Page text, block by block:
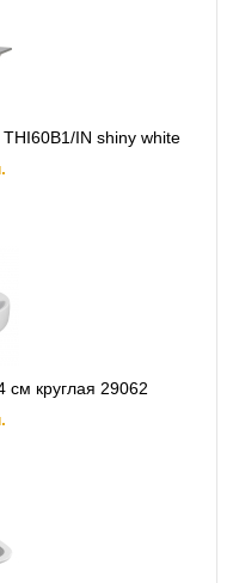
IN shiny white
см круглая 29062